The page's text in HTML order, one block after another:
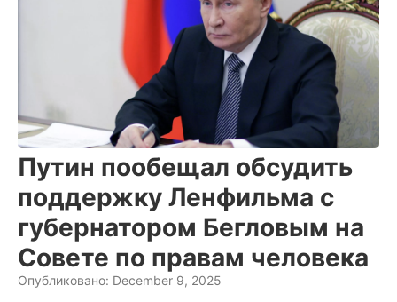
Путин пообещал обсудить
поддержку Ленфильма с
губернатором Бегловым на
Совете по правам человека
Опубликовано: December 9, 2025